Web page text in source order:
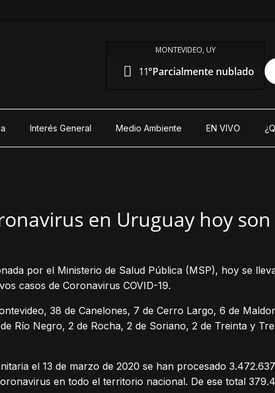
MONTEVIDEO, UY
11°Parcialmente nublado
Interés General Medio Ambiente EN VIVO
en Uruguay hoy son
por el Ministerio de Salud Pública (MSP), hoy se
casos de Coronavirus COVID-19.
38 de Canelones, 7 de Cerro Largo, 6 de
Río Negro, 2 de Rocha, 2 de Soriano, 2 de Treinta y
el 13 de marzo de 2020 se han procesado
en todo el territorio nacional. De ese total